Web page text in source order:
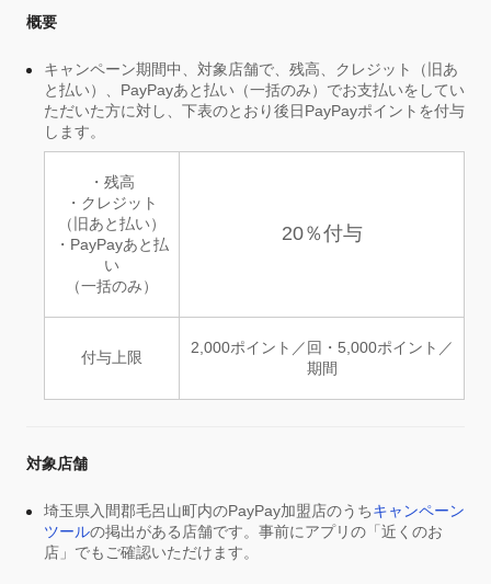
概要
キャンペーン期間中、対象店舗で、残高、クレジット（旧あ
と払い）、PayPayあと払い（一括のみ）でお支払いをしてい
ただいた方に対し、下表のとおり後日PayPayポイントを付与
します。
・残高
・クレジット
（旧あと払い）
・PayPayあと払
い
（一括のみ）
20％付与
付与上限
2,000ポイント／回・5,000ポイント／
期間
対象店舗
埼玉県入間郡毛呂山町内のPayPay加盟店のうちキャンペーン
ツールの掲出がある店舗です。事前にアプリの「近くのお
店」でもご確認いただけます。